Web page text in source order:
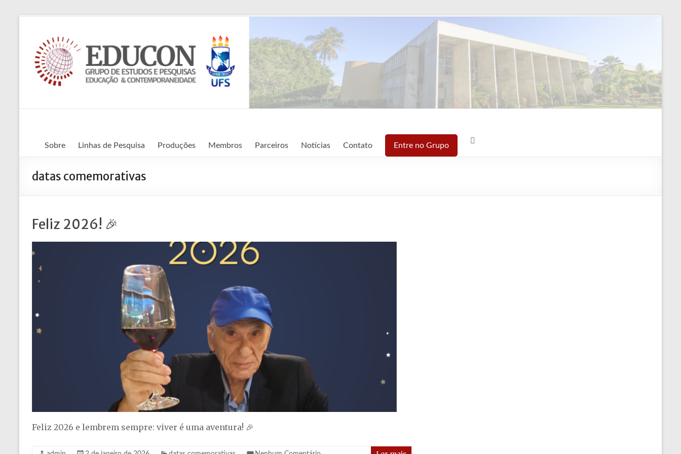
conteúdo
de
Estudos
e
Educação
e
Contemporaneidade
Sobre Linhas de Pesquisa Produções Membros Parceiros Notícias Contato Entre no Grupo
datas comemorativas
Feliz 2026! 🎉
Feliz 2026 e lembrem sempre: viver é uma aventura! 🎉